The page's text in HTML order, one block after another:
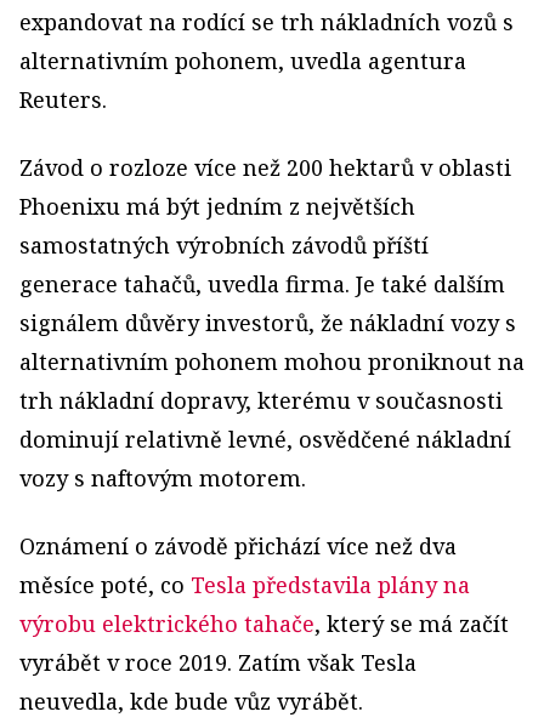
expandovat na rodící se trh nákladních vozů s
alternativním pohonem, uvedla agentura
Reuters.
Závod o rozloze více než 200 hektarů v oblasti
Phoenixu má být jedním z největších
samostatných výrobních závodů příští
generace tahačů, uvedla firma. Je také dalším
signálem důvěry investorů, že nákladní vozy s
alternativním pohonem mohou proniknout na
trh nákladní dopravy, kterému v současnosti
dominují relativně levné, osvědčené nákladní
vozy s naftovým motorem.
Oznámení o závodě přichází více než dva
měsíce poté, co Tesla představila plány na
výrobu elektrického tahače, který se má začít
vyrábět v roce 2019. Zatím však Tesla
neuvedla, kde bude vůz vyrábět.